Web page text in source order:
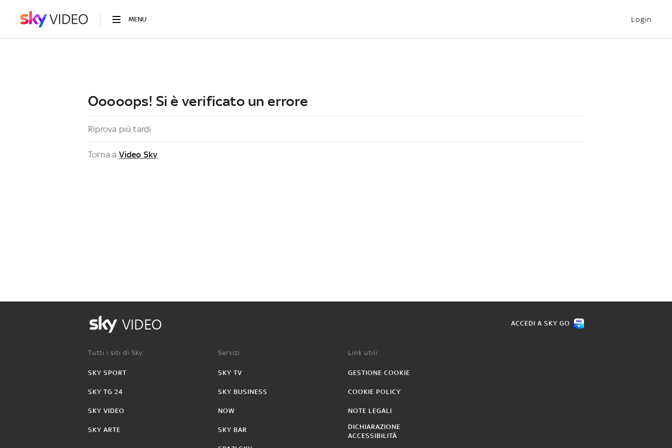
MENU Login
Ooooops! Si è verificato un errore
Riprova più tardi
Torna a Video Sky
VIDEO ACCEDI A SKY GO
Tutti i siti di Sky:
SKY SPORT
SKY TG 24
SKY VIDEO
SKY ARTE
Servizi:
SKY TV
SKY BUSINESS
NOW
SKY BAR
Link utili:
GESTIONE COOKIE
COOKIE POLICY
NOTE LEGALI
DICHIARAZIONE
ACCESSIBILITÀ